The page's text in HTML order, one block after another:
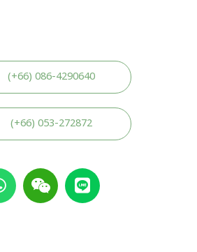
(+66) 086-4290640
(+66) 053-272872
W
e
i
L
i
n